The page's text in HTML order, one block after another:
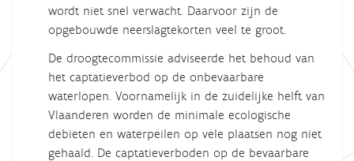
wordt niet snel verwacht. Daarvoor zijn de
opgebouwde neerslagtekorten veel te groot.
De droogtecommissie adviseerde het behoud van
het captatieverbod op de onbevaarbare
waterlopen. Voornamelijk in de zuidelijke helft van
Vlaanderen worden de minimale ecologische
debieten en waterpeilen op vele plaatsen nog niet
gehaald. De captatieverboden op de bevaarbare